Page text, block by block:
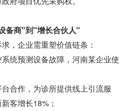
备商"到"增长合伙人"
，企业需重塑价值链条：
统预测设备故障，河南某企业使
合作，为诊所提供线上引流服
客增长18%；